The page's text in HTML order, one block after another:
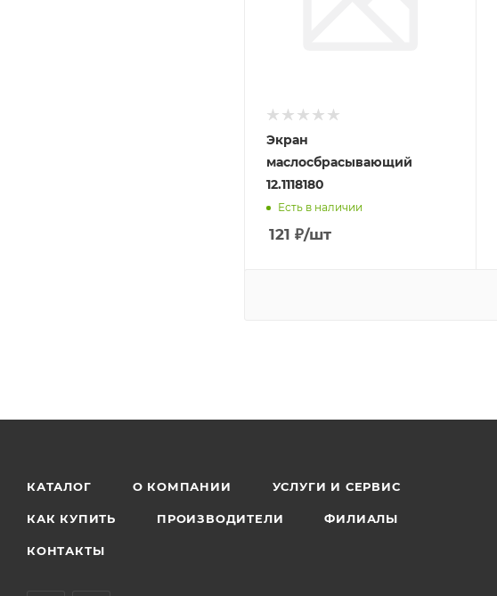
Экран
маслосбрасывающий
12.1118180
Есть в наличии
121 ₽/шт
КАТАЛОГ О КОМПАНИИ УСЛУГИ И СЕРВИС
КАК КУПИТЬ ПРОИЗВОДИТЕЛИ ФИЛИАЛЫ
КОНТАКТЫ